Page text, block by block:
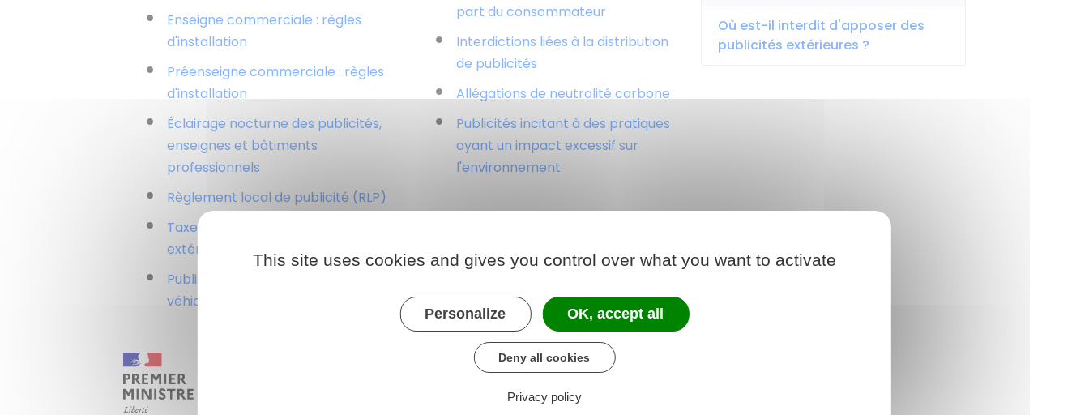
Enseigne commerciale : règles
d'installation
Préenseigne commerciale : règles
d'installation
Éclairage nocturne des publicités,
enseignes et bâtiments
professionnels
Règlement local de publicité (RLP)
Taxe locale sur la publicité
extérieure (TLPE)
Publicités supportées par des
véhicules
part du consommateur
Interdictions liées à la distribution
de publicités
Allégations de neutralité carbone
Publicités incitant à des pratiques
ayant un impact excessif sur
l'environnement
Où est-il interdit d'apposer des
publicités extérieures ?
This site uses cookies and gives you control over what you want to activate
Personalize OK, accept all
Deny all cookies
Privacy policy